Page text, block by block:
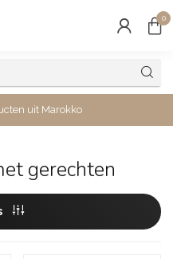
0
uit Marokko
gerechten